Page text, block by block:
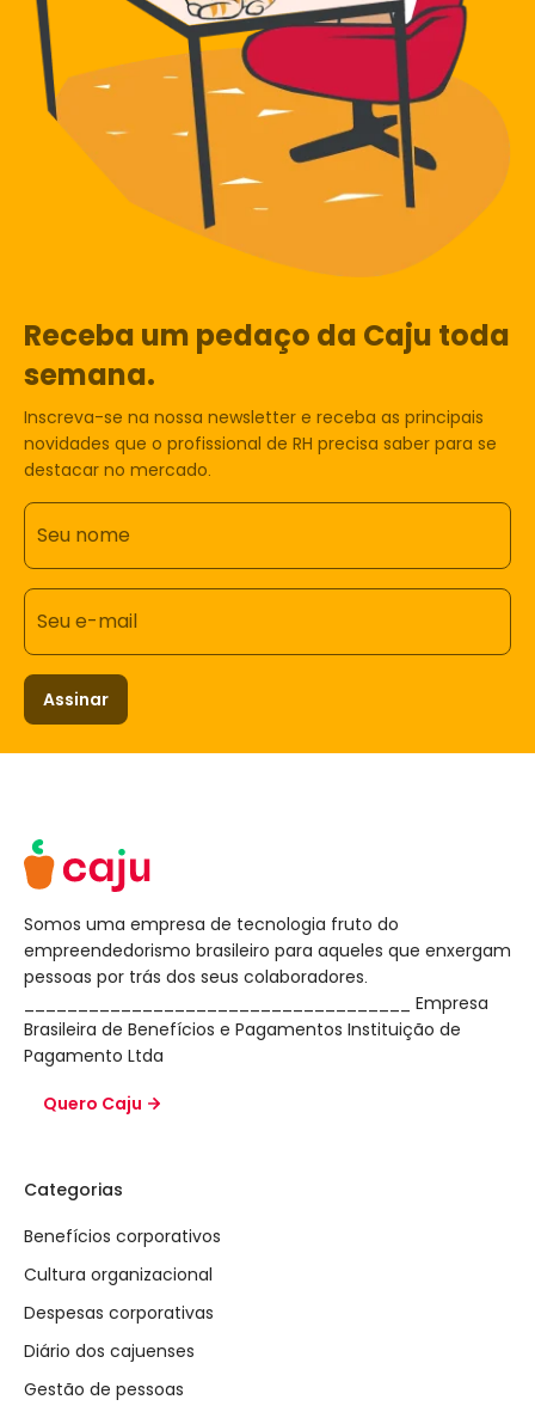
Receba um pedaço da Caju toda
semana.
Inscreva-se na nossa newsletter e receba as principais
novidades que o profissional de RH precisa saber para se
destacar no mercado.
Seu nome
Seu e-mail
Assinar
Somos uma empresa de tecnologia fruto do
empreendedorismo brasileiro para aqueles que enxergam
pessoas por trás dos seus colaboradores.
____________________________________ Empresa
Brasileira de Benefícios e Pagamentos Instituição de
Pagamento Ltda
Quero Caju
Categorias
Benefícios corporativos
Cultura organizacional
Despesas corporativas
Diário dos cajuenses
Gestão de pessoas